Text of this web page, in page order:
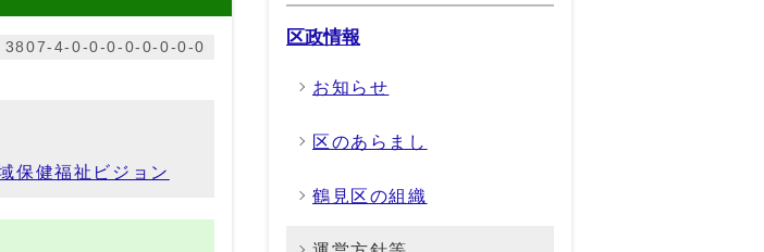
3807-4-0-0-0-0-0-0-0-0
保健福祉ビジョン
区政情報
お知らせ
区のあらまし
鶴見区の組織